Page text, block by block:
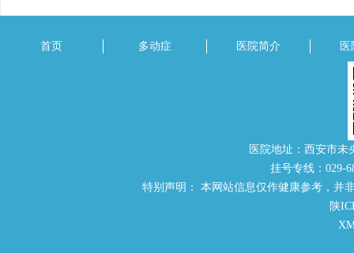
首页 多动症 医院简介
医院地址：西安市
挂号专线：029-
特别声明： 本网站信息仅作健康参考，并
陕